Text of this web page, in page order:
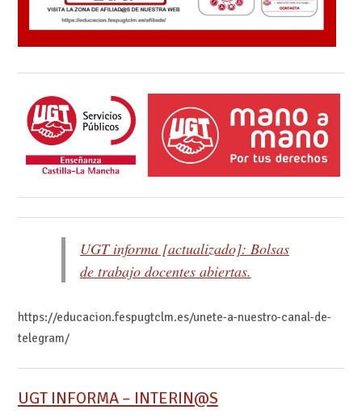
UGT informa [actualizado]: Bolsas
de trabajo docentes abiertas.
https://educacion.fespugtclm.es/unete-a-nuestro-canal-de-
telegram/
UGT INFORMA – INTERIN@S